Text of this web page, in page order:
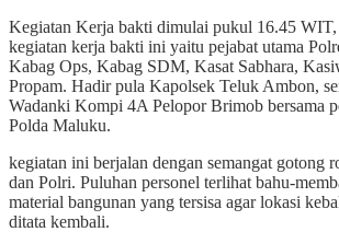
Kegiatan Kerja bakti dimulai pukul 16.45
kegiatan kerja bakti ini yaitu pejabat utama
Kabag Ops, Kabag SDM, Kasat Sabhara,
Propam. Hadir pula Kapolsek Teluk Ambon,
Wadanki Kompi 4A Pelopor Brimob bersama
Polda Maluku.
kegiatan ini berjalan dengan semangat gotong
dan Polri. Puluhan personel terlihat bahu-
material bangunan yang tersisa agar lokasi
ditata kembali.